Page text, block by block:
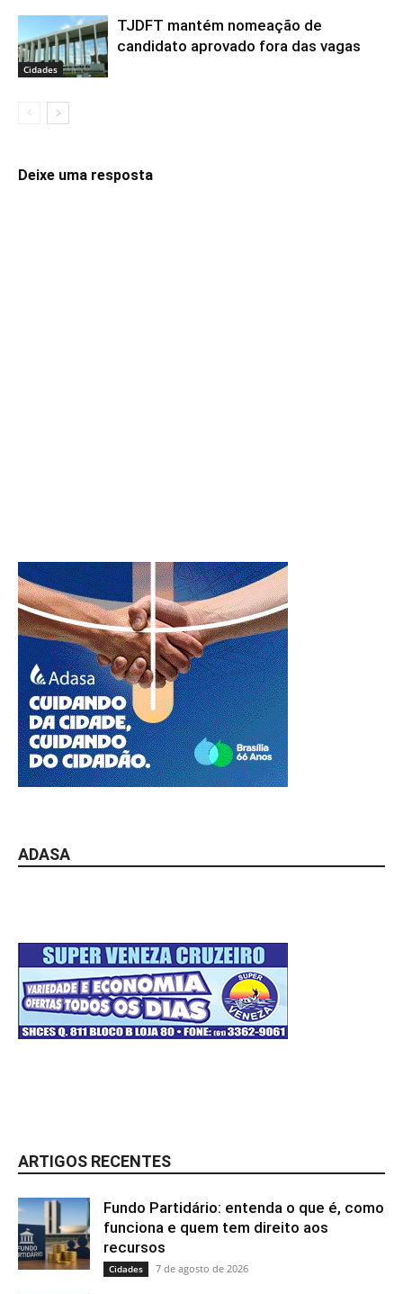
Cidades
TJDFT mantém nomeação de
candidato aprovado fora das vagas
Deixe uma resposta
ADASA
ARTIGOS RECENTES
Fundo Partidário: entenda o que é, como
funciona e quem tem direito aos
recursos
Cidades 7 de agosto de 2026